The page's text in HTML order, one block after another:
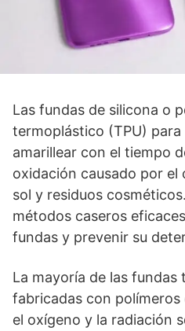
Las fundas de silicona o
termoplástico (TPU) para
amarillear con el tiempo
oxidación causado por
sol y residuos
métodos caseros
fundas y prevenir su
La mayoría de las fundas
fabricadas con
el oxígeno y la radiación